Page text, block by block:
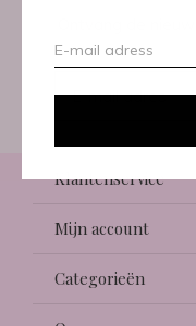
Klantenservice
Mijn account
Categorieën